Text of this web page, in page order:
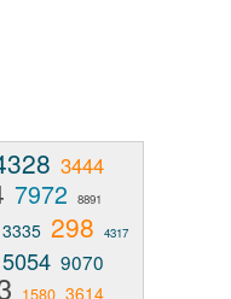
3444
7972 8891
3335 298 4317
5054 9070
1580 3614